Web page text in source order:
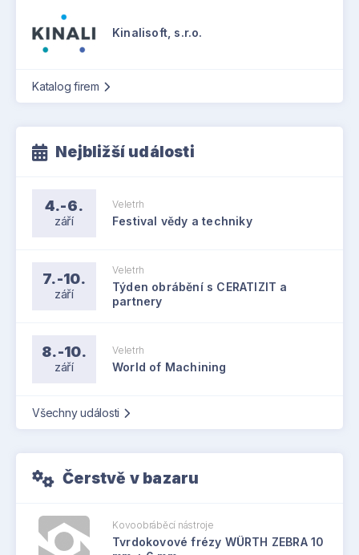
Kinalisoft, s.r.o.
Katalog firem
Nejbližší události
4.-6.
září
Veletrh
Festival vědy a techniky
7.-10.
září
Veletrh
Týden obrábění s CERATIZIT a
partnery
8.-10.
září
Veletrh
World of Machining
Všechny události
Čerstvě v bazaru
Kovoobráběcí nástroje
Tvrdokovové frézy WÜRTH ZEBRA 10